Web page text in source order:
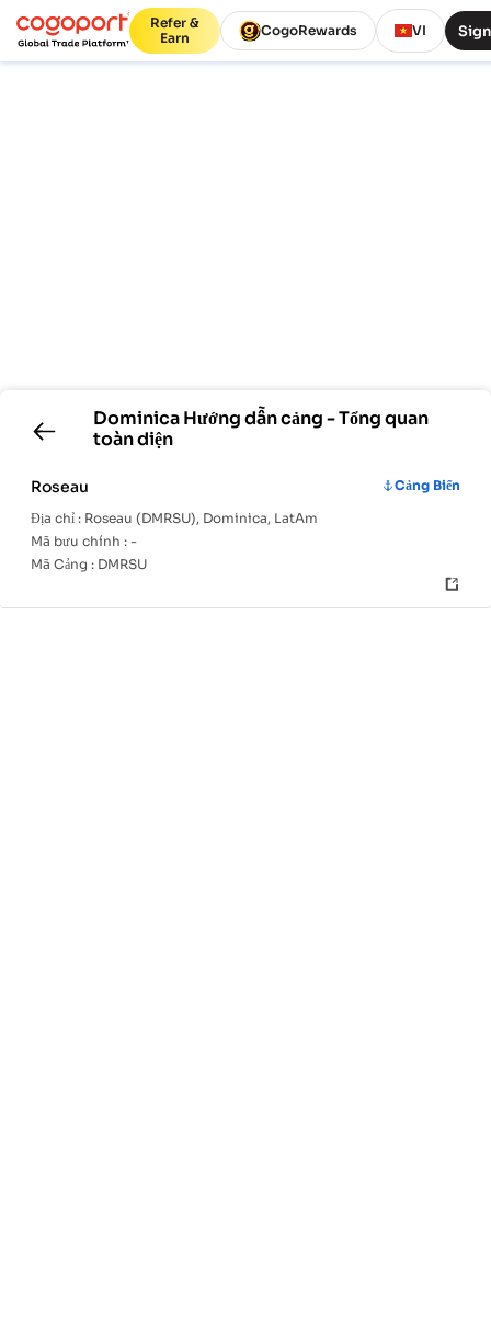
Refer &
Earn
CogoRewards VI
DominicaHướng dẫn cảng - Tổng quan
toàn diện
Roseau
Cảng Biển
Địa chỉ : Roseau (DMRSU), Dominica, LatAm
Mã bưu chính : -
Mã Cảng : DMRSU